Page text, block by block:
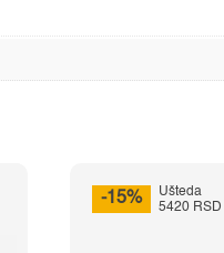
-15%
Ušteda
5420 RSD